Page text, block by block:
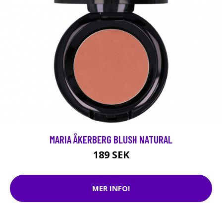
MARIA ÅKERBERG BLUSH NATURAL
189 SEK
MER INFO!